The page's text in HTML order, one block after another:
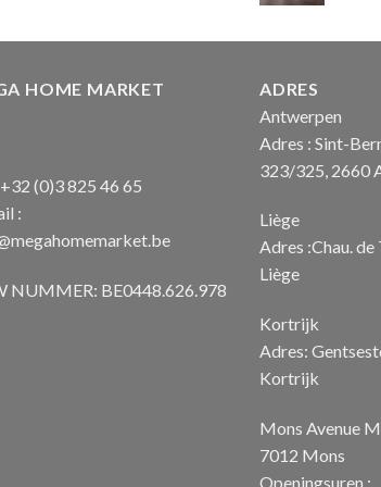
HOME MARKET
(0)3 825 46 65
:
NUMMER: BE0448.626.978
ADRES
Antwerpen
Adres : Sint-
323/325, 2660
Liège
Adres :Chau.
Liège
Kortrijk
Adres:
Kortrijk
Mons Avenue
7012 Mons
Openingsuren :